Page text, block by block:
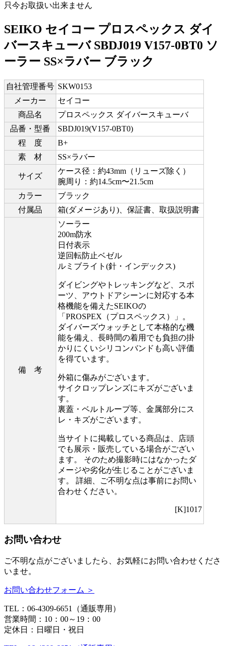
只今お取扱い出来ません
SEIKO セイコー プロスペックス ダイ
バースキューバ SBDJ019 V157-0BT0 ソ
ーラー SS×ラバー ブラック
自社管理番号 SKW0153
メーカー
セイコー
商品名
プロスペックス ダイバースキューバ
品番・型番
SBDJ019(V157-0BT0)
程 度
B+
素 材
SS×ラバー
サイズ
ケース径：約43mm（リューズ除く）
腕周り：約14.5cm〜21.5cm
カラー
ブラック
付属品
箱(ダメージあり)、保証書、取扱説明書
備 考
ソーラー
200m防水
日付表示
逆回転防止ベゼル
ルミブライト(針・インデックス)
ダイビングやトレッキングなど、スポ
ーツ、アウトドアシーンに対応する本
格機能を備えたSEIKOの
「PROSPEX（プロスペックス）」。
ダイバーズウォッチとして本格的な機
能を備え、長時間の着用でも負担の掛
かりにくいシリコンバンドも高い評価
を得ています。
外箱に傷みがございます。
サイクロップレンズにキズがございま
す。
裏蓋・ベルトループ等、金属部分にス
レ・キズがございます。
当サイトに掲載している商品は、店頭
でも展示・販売している場合がござい
ます。 そのため撮影時にはなかったダ
メージや劣化が生じることがございま
す。 詳細、ご不明な点は事前にお問い
合わせください。
[K]1017
お問い合わせ
ご不明な点がございましたら、お気軽にお問い合わせくださ
いませ。
お問い合わせフォーム ＞
TEL：06-4309-6651（通販専用）
営業時間：10：00～19：00
定休日：日曜日・祝日